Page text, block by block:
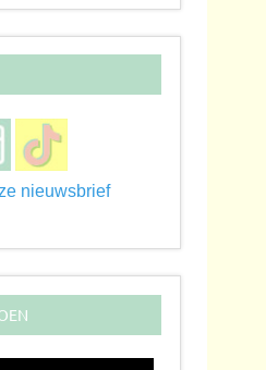
nieuwsbrief